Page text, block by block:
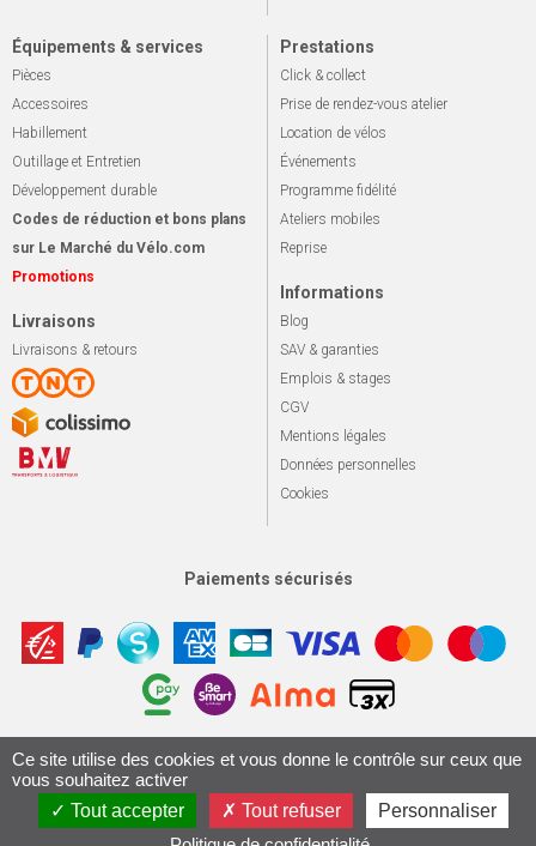
Équipements & services
Pièces
Accessoires
Habillement
Outillage et Entretien
Développement durable
Codes de réduction et bons plans
sur Le Marché du Vélo.com
Promotions
Livraisons
Livraisons & retours
Prestations
Click & collect
Prise de rendez-vous atelier
Location de vélos
Événements
Programme fidélité
Ateliers mobiles
Reprise
Informations
Blog
SAV & garanties
Emplois & stages
CGV
Mentions légales
Données personnelles
Cookies
Paiements sécurisés
© 2026 Le marché du vélo Tous droits réservés. Apotekisto,
Conception & Réalisation 161.io
Ce site utilise des cookies et vous donne le contrôle sur ceux que
vous souhaitez activer
Tout accepter
Tout refuser
Personnaliser